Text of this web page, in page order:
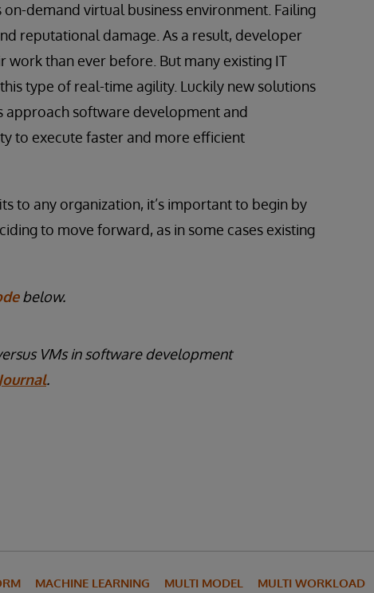
demand virtual business environment. Failing
reputational damage. As a result, developer
than ever before. But many existing IT
type of real-time agility. Luckily new solutions
approach software development and
to execute faster and more efficient
to any organization, it’s important to begin by
to move forward, as in some cases existing
below.
VMs in software development
.
MACHINE LEARNING MULTI MODEL MULTI WORKLOAD